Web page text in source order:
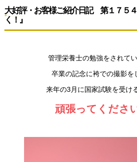
位
置：
大好評・お客様ご紹介日記 第１７５
く！』
管理栄養士の勉強をされてい
卒業の記念に袴での撮影を
来年の3月に国家試験を受け
頑張ってくださ